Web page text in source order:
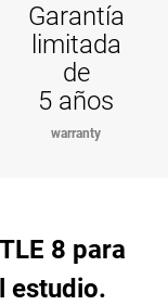
Garantía
limitada
de
5 años
warranty
8 para
estudio.